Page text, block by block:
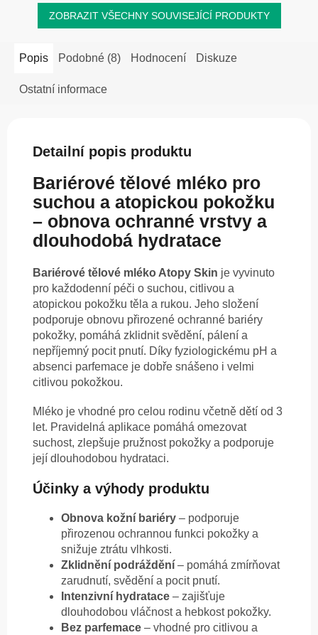
ZOBRAZIT VŠECHNY SOUVISEJÍCÍ PRODUKTY
Popis Podobné (8) Hodnocení Diskuze
Ostatní informace
Detailní popis produktu
Bariérové tělové mléko pro
suchou a atopickou pokožku
– obnova ochranné vrstvy a
dlouhodobá hydratace
Bariérové tělové mléko Atopy Skin je vyvinuto
pro každodenní péči o suchou, citlivou a
atopickou pokožku těla a rukou. Jeho složení
podporuje obnovu přirozené ochranné bariéry
pokožky, pomáhá zklidnit svědění, pálení a
nepříjemný pocit pnutí. Díky fyziologickému pH a
absenci parfemace je dobře snášeno i velmi
citlivou pokožkou.
Mléko je vhodné pro celou rodinu včetně dětí od 3
let. Pravidelná aplikace pomáhá omezovat
suchost, zlepšuje pružnost pokožky a podporuje
její dlouhodobou hydrataci.
Účinky a výhody produktu
Obnova kožní bariéry – podporuje
přirozenou ochrannou funkci pokožky a
snižuje ztrátu vlhkosti.
Zklidnění podráždění – pomáhá zmírňovat
zarudnutí, svědění a pocit pnutí.
Intenzivní hydratace – zajišťuje
dlouhodobou vláčnost a hebkost pokožky.
Bez parfemace – vhodné pro citlivou a